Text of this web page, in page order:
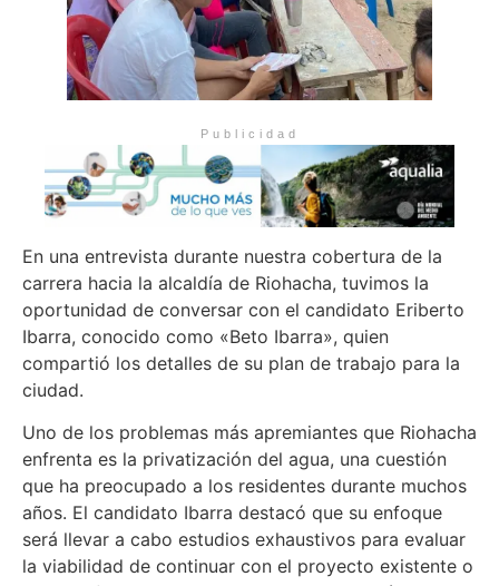
Publicidad
En una entrevista durante nuestra cobertura de la
carrera hacia la alcaldía de Riohacha, tuvimos la
oportunidad de conversar con el candidato Eriberto
Ibarra, conocido como «Beto Ibarra», quien
compartió los detalles de su plan de trabajo para la
ciudad.
Uno de los problemas más apremiantes que Riohacha
enfrenta es la privatización del agua, una cuestión
que ha preocupado a los residentes durante muchos
años. El candidato Ibarra destacó que su enfoque
será llevar a cabo estudios exhaustivos para evaluar
la viabilidad de continuar con el proyecto existente o